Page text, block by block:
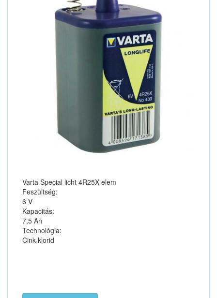
Varta Special licht 4R25X elem
Feszültség:
6 V
Kapacitás:
7,5 Ah
Technológia:
Cink-klorid